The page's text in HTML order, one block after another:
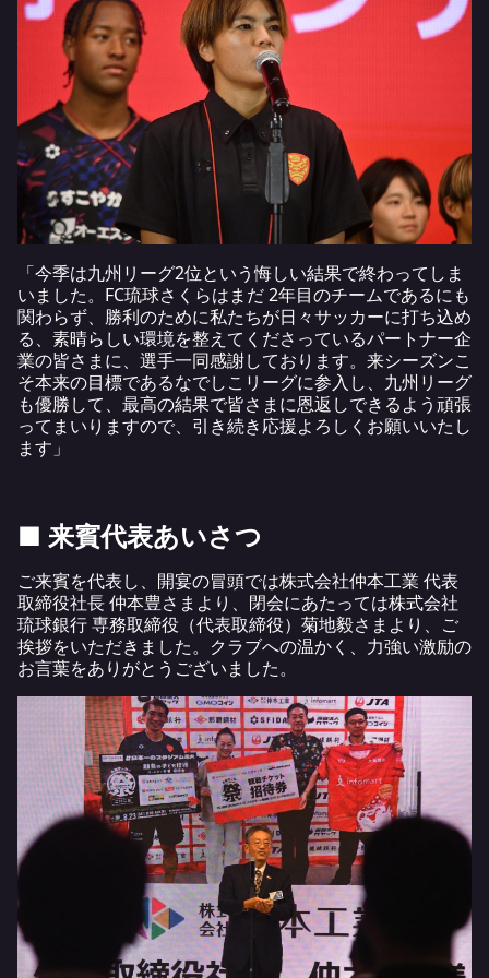
「今季は九州リーグ2位という悔しい結果で終わってしま
いました。FC琉球さくらはまだ 2年目のチームであるにも
関わらず、勝利のために私たちが日々サッカーに打ち込め
る、素晴らしい環境を整えてくださっているパートナー企
業の皆さまに、選手一同感謝しております。来シーズンこ
そ本来の目標であるなでしこリーグに参入し、九州リーグ
も優勝して、最高の結果で皆さまに恩返しできるよう頑張
ってまいりますので、引き続き応援よろしくお願いいたし
ます」
■ 来賓代表あいさつ
ご来賓を代表し、開宴の冒頭では株式会社仲本工業 代表
取締役社長 仲本豊さまより、閉会にあたっては株式会社
琉球銀行 専務取締役（代表取締役）菊地毅さまより、ご
挨拶をいただきました。クラブへの温かく、力強い激励の
お言葉をありがとうございました。